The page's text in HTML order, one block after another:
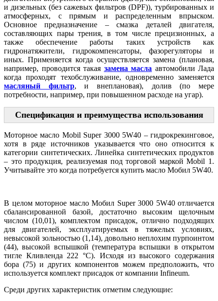
и дизельных (без сажевых фильтров (DPF)), турбированных и
атмосферных, с прямым и распределенным впрыском.
Основное предназначение – смазка деталей двигателя,
составляющих пары трения, в том числе прецизионных, а
также обеспечение работы таких устройств как
гидронатяжители, гидрокомпенсаторы, фазорегуляторы и
иных. Применяется когда осуществляется замена (плановая,
например, проводится такая замена масла автомобили Лада
когда проходят техобслуживание, одновременно заменяется
масляный фильтр, и внеплановая), долив (по мере
потребности, например, при повышенном расходе на угар).
Спецификация и преимущества использования
Моторное масло Mobil Super 3000 5W40 – гидрокрекинговое,
хотя в ряде источников указывается что оно относится к
категории синтетических. Линейка синтетических продуктов
– это продукция, реализуемая под торговой маркой Mobil 1.
Учитывайте это когда потребуется купить масло Мобил 5W40.
В целом моторное масло Мобил Super 3000 5W40 отличается
сбалансированной базой, достаточно высоким щелочным
числом (10,01), комплектом присадок, отлично подходящих
для двигателей, эксплуатируемых в тяжелых условиях,
невысокой зольностью (1,14), довольно неплохим пурпоинтом
(44), высокой вспышкой (температура вспышки в открытом
тигле Кливленда 222 °С). Исходя из высокого содержания
бора (75) и других компонентов можем предположить, что
используется комплект присадок от компании Infineum.
Среди других характеристик отметим следующие: